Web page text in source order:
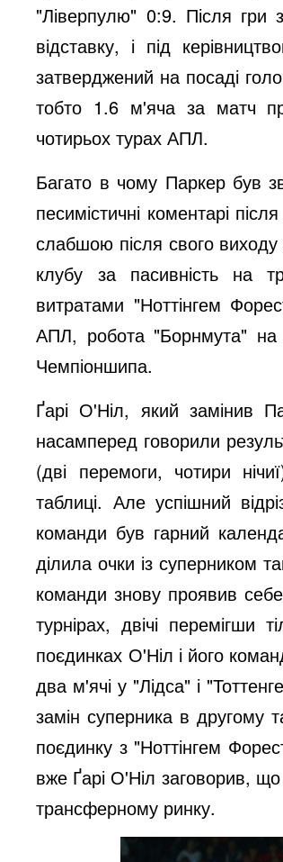
"Ліверпулю" 0:9. Після гри
відставку, і під
затверджений на посаді
тобто 1.6 м'яча за матч
чотирьох турах АПЛ.
Багато в чому Паркер був
песимістичні коментарі
слабшою після свого
клубу за пасивність на
витратами "Ноттінгем
АПЛ, робота "Борнмута"
Чемпіоншипа.
Ґарі О'Ніл, який замінив
насамперед говорили
(дві перемоги, чотири
таблиці. Але успішний
команди був гарний
ділила очки із суперником
команди знову проявив
турнірах, двічі перемігши
поєдинках О'Ніл і його
два м'ячі у "Лідса" і
замін суперника в другому
поєдинку з "Ноттінгем
вже Ґарі О'Ніл заговорив,
трансферному ринку.